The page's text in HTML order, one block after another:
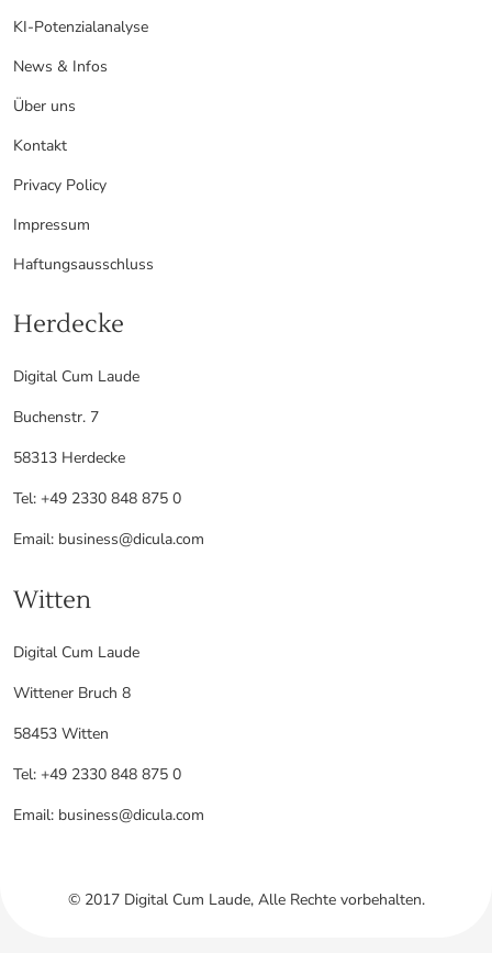
KI-Potenzialanalyse
News & Infos
Über uns
Kontakt
Privacy Policy
Impressum
Haftungsausschluss
Herdecke
Digital Cum Laude
Buchenstr. 7
58313 Herdecke
Tel: +49 2330 848 875 0
Email: business@dicula.com
Witten
Digital Cum Laude
Wittener Bruch 8
58453 Witten
Tel: +49 2330 848 875 0
Email: business@dicula.com
© 2017 Digital Cum Laude, Alle Rechte vorbehalten.